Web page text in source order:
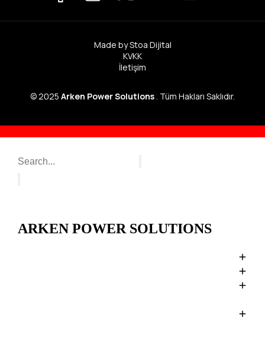
© 2025 Arken Power Solutions . Tüm Hakları Saklıdır.
Made by Stoa Dijital
KVKK
İletişim
ARKEN POWER SOLUTIONS